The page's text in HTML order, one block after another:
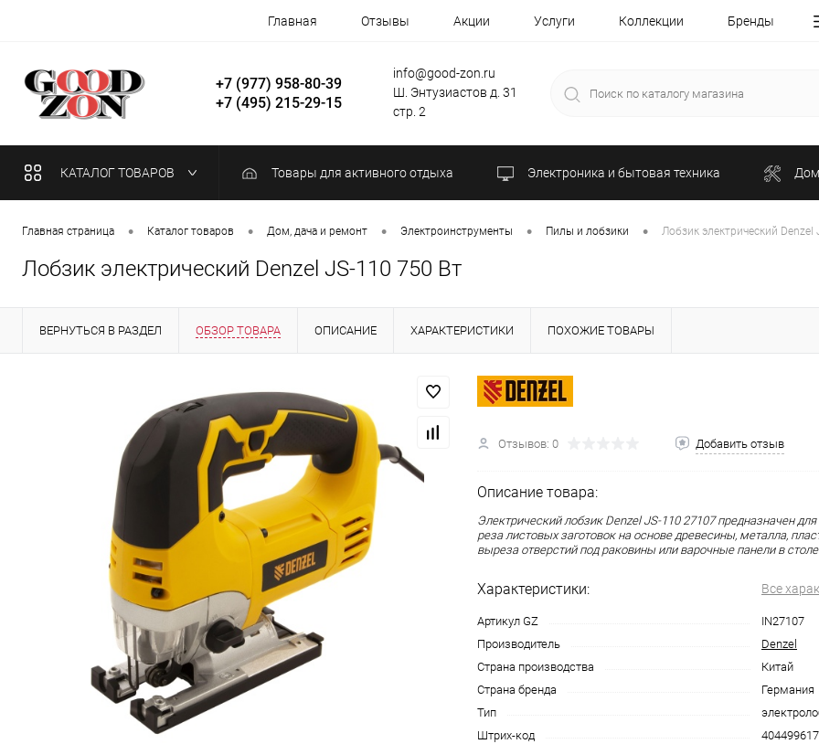
Главная Отзывы Акции Услуги Коллекции Бренды
+7 (977) 958-80-39
+7 (495) 215-29-15
info@good-zon.ru
Ш. Энтузиастов д. 31
стр. 2
КАТАЛОГ ТОВАРОВ Товары для активного отдыха Электроника и бытовая техника
Главная страница • Каталог товаров • Дом, дача и ремонт • Электроинструменты • Пилы и лобзики • Лобзик электрический Denzel
Лобзик электрический Denzel JS-110 750 Вт
ВЕРНУТЬСЯ В РАЗДЕЛ ОБЗОР ТОВАРА ОПИСАНИЕ ХАРАКТЕРИСТИКИ ПОХОЖИЕ ТОВАРЫ
Отзывов: 0 Добавить отзыв
Описание товара:
Электрический лобзик Denzel JS-110 27107 предназначен
реза листовых заготовок на основе древесины, металла,
выреза отверстий под раковины или варочные панели в
Характеристики: Все
Артикул GZ
IN27107
Производитель
Denzel
Страна производства
Китай
Страна бренда
Германия
Тип
Штрих-код